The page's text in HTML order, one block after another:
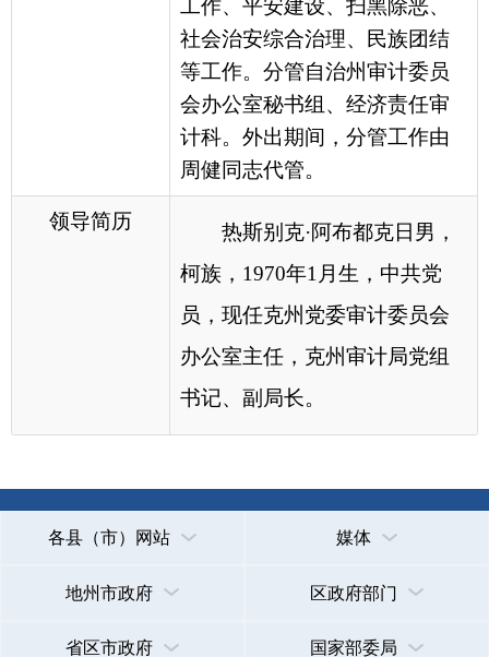
柯族，1970年1月生，中共党
员，现任克州党委审计委员会
办公室主任，克州审计局党组
书记、副局长。
各县（市）网站 媒体
区政府部门
国家部委局